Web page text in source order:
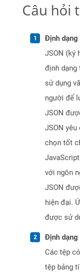
Câu hỏi
Định dạng
JSON (ký
định dạng
sử dụng
người để
JSON
JSON
chọn tốt
với ngôn
JSON
hiện đại.
được sử
Định dạng
Các tệp
tệp bảng